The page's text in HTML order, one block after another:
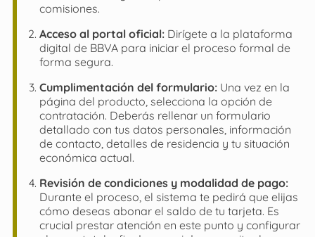
comisiones.
Acceso al portal oficial:Dirígete a la plataforma
digital de BBVA para iniciar el proceso formal de
forma segura.
Cumplimentación del formulario:Una vez en la
página del producto, selecciona la opción de
contratación. Deberás rellenar un formulario
detallado con tus datos personales, información
de contacto, detalles de residencia y tu situación
económica actual.
Revisión de condiciones y modalidad de pago:
Durante el proceso, el sistema te pedirá que elijas
cómo deseas abonar el saldo de tu tarjeta. Es
crucial prestar atención en este punto y configurar